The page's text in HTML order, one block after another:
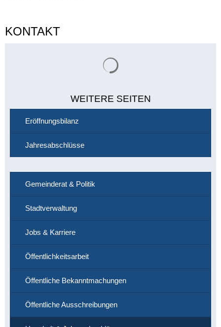
KONTAKT
WEITERE SEITEN
Eröffnungsbilanz
Jahresabschlüsse
Gemeinderat & Politik
Stadtverwaltung
Jobs & Karriere
Öffentlichkeitsarbeit
Öffentliche Bekanntmachungen
Öffentliche Ausschreibungen